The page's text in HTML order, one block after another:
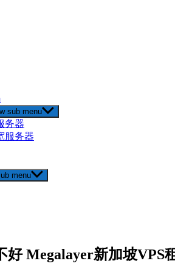
sub menu
务器
服务器
menu
好 Megalayer新加坡VPS